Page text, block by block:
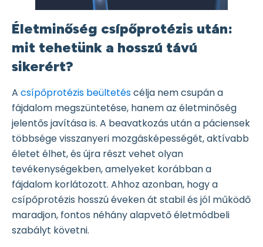
Életminőség csípőprotézis után:
mit tehetünk a hosszú távú
sikerért?
A csípőprotézis beültetéscélja nem csupán a
fájdalom megszüntetése, hanem az életminőség
jelentős javítása is. A beavatkozás után a páciensek
többsége visszanyeri mozgásképességét, aktívabb
életet élhet, és újra részt vehet olyan
tevékenységekben, amelyeket korábban a
fájdalom korlátozott. Ahhoz azonban, hogy a
csípőprotézis hosszú éveken át stabil és jól működő
maradjon, fontos néhány alapvető életmódbeli
szabályt követni.